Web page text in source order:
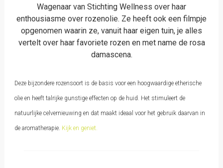
Wagenaar van Stichting Wellness over haar
enthousiasme over rozenolie. Ze heeft ook een filmpje
opgenomen waarin ze, vanuit haar eigen tuin, je alles
vertelt over haar favoriete rozen en met name de rosa
damascena.
Deze bijzondere rozensoort is de basis voor een hoogwaardige etherische
olie en heeft talrijke gunstige effecten op de huid. Het stimuleert de
natuurlijke celvernieuwing en dat maakt ideaal voor het gebruik daarvan in
de aromatherapie. Kijk en geniet.